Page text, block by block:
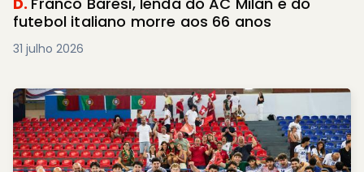
futebol italiano morre aos 66 anos
31 julho 2026